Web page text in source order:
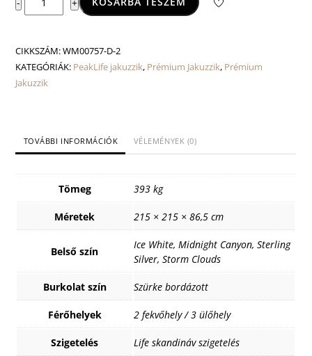
Life
csomagakció
mennyiség
CIKKSZÁM:WM00757-D-2
KATEGÓRIÁK: PeakLife jakuzzik, Prémium Jakuzzik, Prémium
Jakuzzik
TOVÁBBI INFORMÁCIÓK VÉLEMÉNYEK (0)
Tömeg 393 kg
Méretek 215 × 215 × 86,5 cm
Belső szín
Ice White, Midnight Canyon, Sterling
Silver, Storm Clouds
Burkolat szín Szürke bordázott
Férőhelyek 2 fekvőhely / 3 ülőhely
Szigetelés Life skandináv szigetelés